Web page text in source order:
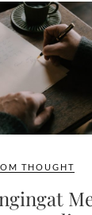
THOUGHT